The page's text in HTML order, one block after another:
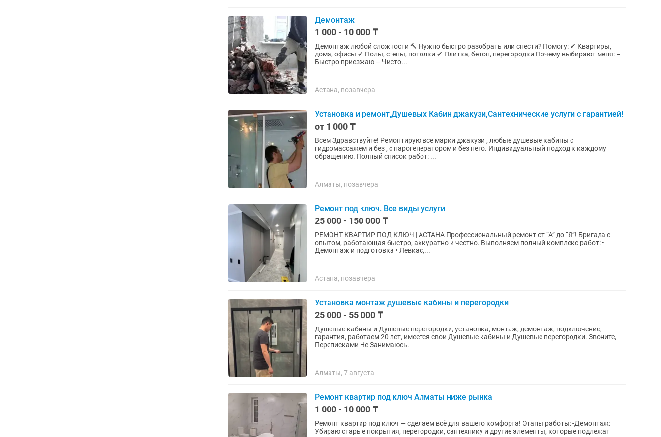
Демонтаж
1 000 - 10 000 ₸
Демонтаж любой сложности 🔨 Нужно быстро разобрать или снести? Помогу: ✔ Квартиры,
дома, офисы ✔ Полы, стены, потолки ✔ Плитка, бетон, перегородки Почему выбирают меня: –
Быстро приезжаю – Чисто...
Астана, позавчера
Установка и ремонт,Душевых Кабин джакузи,Сантехнические услуги с гарантией!
от 1 000 ₸
Всем Здравствуйте! Ремонтирую все марки джакузи , любые душевые кабины с
гидромассажем и без , с парогенератором и без него. Индивидуальный подход к каждому
обращению. Полный список работ: ...
Алматы, позавчера
Ремонт под ключ. Все виды услуги
25 000 - 150 000 ₸
РЕМОНТ КВАРТИР ПОД КЛЮЧ | АСТАНА Профессиональный ремонт от “А” до “Я”! Бригада с
опытом, работающая быстро, аккуратно и честно. Выполняем полный комплекс работ: •
Демонтаж и подготовка • Левкас,...
Астана, позавчера
Установка монтаж душевые кабины и перегородки
25 000 - 55 000 ₸
Душевые кабины и Душевые перегородки, установка, монтаж, демонтаж, подключение,
гарантия, работаем 20 лет, имеется свои Душевые кабины и Душевые перегородки. Звоните,
Переписками Не Занимаюсь.
Алматы, 7 августа
Ремонт квартир под ключ Алматы ниже рынка
1 000 - 10 000 ₸
Ремонт квартир под ключ — сделаем всё для вашего комфорта! Этапы работы: -Демонтаж:
Убираю старые покрытия, перегородки, сантехнику и другие элементы, которые подлежат